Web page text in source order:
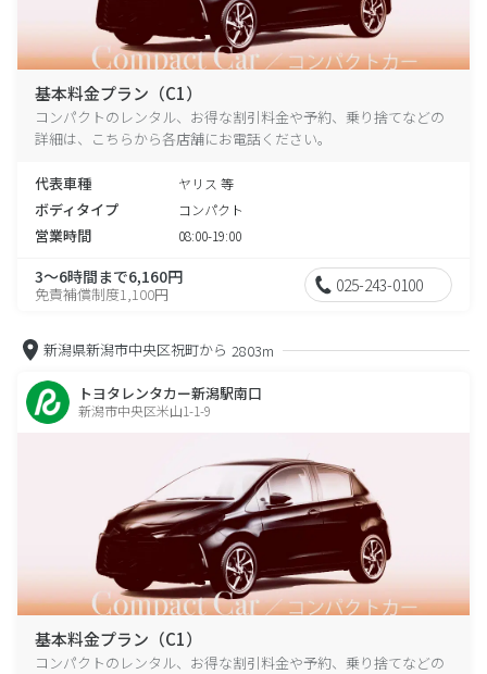
基本料金プラン（C1）
コンパクトのレンタル、お得な割引料金や予約、乗り捨てなどの
詳細は、こちらから各店舗にお電話ください。
代表車種 ヤリス 等
ボディタイプ コンパクト
営業時間 08:00-19:00
3～6時間まで6,160円
免責補償制度1,100円 025-243-0100
新潟県新潟市中央区祝町から 2803m
トヨタレンタカー新潟駅南口
新潟市中央区米山1-1-9
基本料金プラン（C1）
コンパクトのレンタル、お得な割引料金や予約、乗り捨てなどの